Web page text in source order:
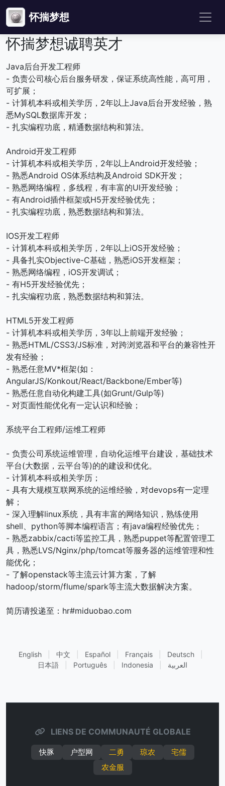
怀揣梦想
怀揣梦想诚聘英才
Java后台开发工程师
- 负责公司核心后台服务研发，保证系统高性能，高可用，
可扩展；
- 计算机本科或相关学历，2年以上Java后台开发经验，熟
悉MySQL数据库开发；
- 扎实编程功底，精通数据结构和算法。
Android开发工程师
- 计算机本科或相关学历，2年以上Android开发经验；
- 熟悉Android OS体系结构及Android SDK开发；
- 熟悉网络编程，多线程，有丰富的UI开发经验；
- 有Android插件框架或H5开发经验优先；
- 扎实编程功底，熟悉数据结构和算法。
IOS开发工程师
- 计算机本科或相关学历，2年以上iOS开发经验；
- 具备扎实Objective-C基础，熟悉iOS开发框架；
- 熟悉网络编程，iOS开发调试；
- 有H5开发经验优先；
- 扎实编程功底，熟悉数据结构和算法。
HTML5开发工程师
- 计算机本科或相关学历，3年以上前端开发经验；
- 熟悉HTML/CSS3/JS标准，对跨浏览器和平台的兼容性开
发有经验；
- 熟悉任意MV*框架(如：
AngularJS/Konkout/React/Backbone/Ember等)
- 熟悉任意自动化构建工具(如Grunt/Gulp等)
- 对页面性能优化有一定认识和经验；
系统平台工程师/运维工程师
- 负责公司系统运维管理，自动化运维平台建设，基础技术
平台(大数据，云平台等)的的建设和优化。
- 计算机本科或相关学历；
- 具有大规模互联网系统的运维经验，对devops有一定理
解；
- 深入理解linux系统，具有丰富的网络知识，熟练使用
shell、python等脚本编程语言；有java编程经验优先；
- 熟悉zabbix/cacti等监控工具，熟悉puppet等配置管理工
具，熟悉LVS/Nginx/php/tomcat等服务器的运维管理和性
能优化；
- 了解openstack等主流云计算方案，了解
hadoop/storm/flume/spark等主流大数据解决方案。
简历请投递至：hr#miduobao.com
English 中文 Español Français Deutsch
日本語
Português Indonesia العربية
LIENS DE COMMUNAUTÉ GLOBALE
快豚 户型网 二勇 琼农
宅儒
农金服